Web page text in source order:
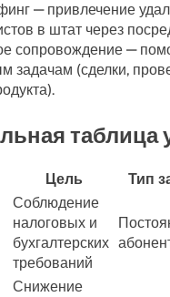
— привлечение
в штат через
сопровождение —
задачам (сделки,
таблица
Цель Тип
Соблюдение
налоговых и
бухгалтерских
требований
Снижение